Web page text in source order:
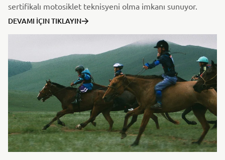
sertifikalı motosiklet teknisyeni olma imkanı sunuyor.
DEVAMI İÇIN TIKLAYIN